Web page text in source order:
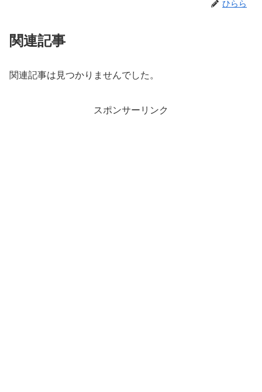
ひらら
関連記事
関連記事は見つかりませんでした。
スポンサーリンク